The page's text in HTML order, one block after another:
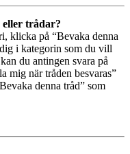
trådar?
klicka på “Bevaka denna
i kategorin som du vill
du antingen svara på
mig när tråden besvaras”
denna tråd” som